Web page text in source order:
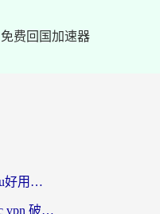
免费回国加速器
ChickCN和Unblock Youku好用吗？海外党亲测3款回国加速器，附iOS免费选择指南
海外党避坑指南：告别pc vpn 破解，选对回国加速器轻松访问国内资源